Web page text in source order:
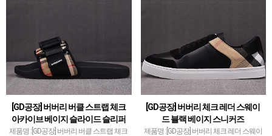
[GD공장] 버버리 버클 스트랩 체크
아카이브 베이지 슬라이드 슬리퍼
제품명 :[GD공장] 버버리 버클 스트랩 체크
[GD공장] 버버리 체크 레더 스웨이
드 블랙 베이지 스니커즈
제품명 :[GD공장] 버버리 체크 레더 스웨이